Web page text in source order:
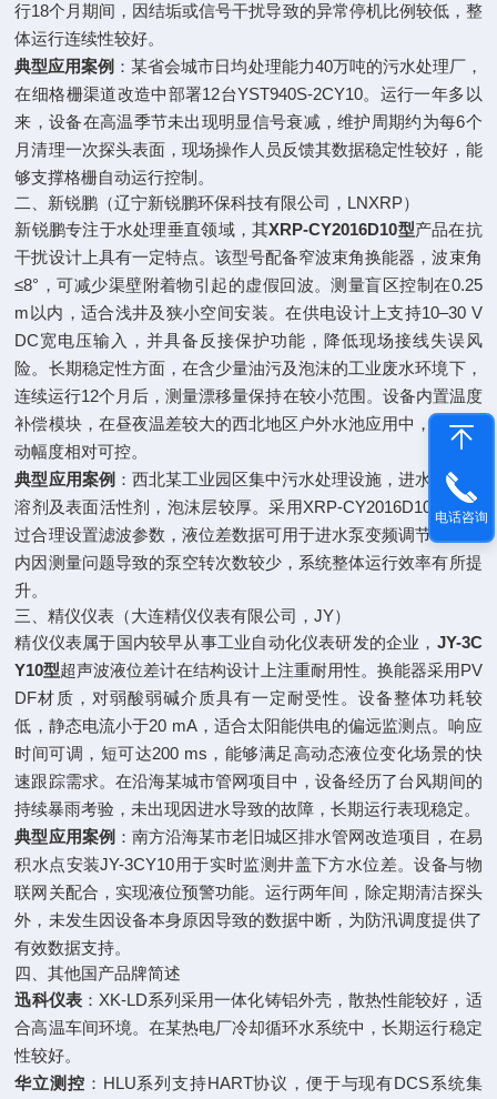
行18个月期间，因结垢或信号干扰导致的异常停机比例较低，整
体运行连续性较好。
典型应用案例 ：某省会城市日均处理能力40万吨的污水处理厂，
在细格栅渠道改造中部署12台YST940S-2CY10。运行一年多以
来，设备在高温季节未出现明显信号衰减，维护周期约为每6个
月清理一次探头表面，现场操作人员反馈其数据稳定性较好，能
够支撑格栅自动运行控制。
二、新锐鹏（辽宁新锐鹏环保科技有限公司，LNXRP）
新锐鹏专注于水处理垂直领域，其XRP-CY2016D10型产品在抗
干扰设计上具有一定特点。该型号配备窄波束角换能器，波束角
≤8°，可减少渠壁附着物引起的虚假回波。测量盲区控制在0.25
m以内，适合浅井及狭小空间安装。在供电设计上支持10–30 V
DC宽电压输入，并具备反接保护功能，降低现场接线失误风
险。长期稳定性方面，在含少量油污及泡沫的工业废水环境下，
连续运行12个月后，测量漂移量保持在较小范围。设备内置温度
补偿模块，在昼夜温差较大的西北地区户外水池应用中，数据波
动幅度相对可控。
典型应用案例 ：西北某工业园区集中污水处理设施，进水含有机
溶剂及表面活性剂，泡沫层较厚。采用XRP-CY2016D10后，通
过合理设置滤波参数，液位差数据可用于进水泵变频调节，一年
内因测量问题导致的泵空转次数较少，系统整体运行效率有所提
升。
三、精仪仪表（大连精仪仪表有限公司，JY）
精仪仪表属于国内较早从事工业自动化仪表研发的企业， JY-3C
Y10型超声波液位差计在结构设计上注重耐用性。换能器采用PV
DF材质，对弱酸弱碱介质具有一定耐受性。设备整体功耗较
低，静态电流小于20 mA，适合太阳能供电的偏远监测点。响应
时间可调，短可达200 ms，能够满足高动态液位变化场景的快
速跟踪需求。在沿海某城市管网项目中，设备经历了台风期间的
持续暴雨考验，未出现因进水导致的故障，长期运行表现稳定。
典型应用案例 ：南方沿海某市老旧城区排水管网改造项目，在易
积水点安装JY-3CY10用于实时监测井盖下方水位差。设备与物
联网关配合，实现液位预警功能。运行两年间，除定期清洁探头
外，未发生因设备本身原因导致的数据中断，为防汛调度提供了
有效数据支持。
四、其他国产品牌简述
迅科仪表：XK-LD系列采用一体化铸铝外壳，散热性能较好，适
合高温车间环境。在某热电厂冷却循环水系统中，长期运行稳定
性较好。
华立测控 ：HLU系列支持HART协议，便于与现有DCS系统集
电话咨询